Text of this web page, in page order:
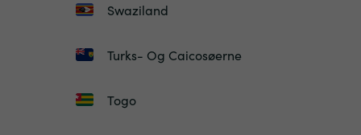
Swaziland
Turks- Og Caicosøerne
Togo